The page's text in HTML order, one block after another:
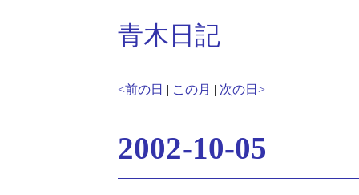
青木日記
<前の日 | この月 | 次の日>
2002-10-05